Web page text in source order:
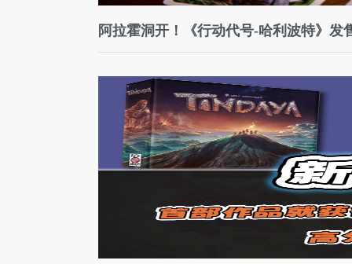
阿拉霍洞开！《行动代号-哈利波特》发